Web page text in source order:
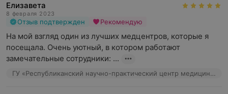
Елизавета
8 февраля 2023
Отзыв подтвержден Рекомендую
На мой взгляд один из лучших медцентров, которые я
посещала. Очень уютный, в котором работают
замечательные сотрудники: ...
ГУ «Республиканский научно-практический центр медицинской экспертизы и реабилитаци», ул. Макаенка, 17